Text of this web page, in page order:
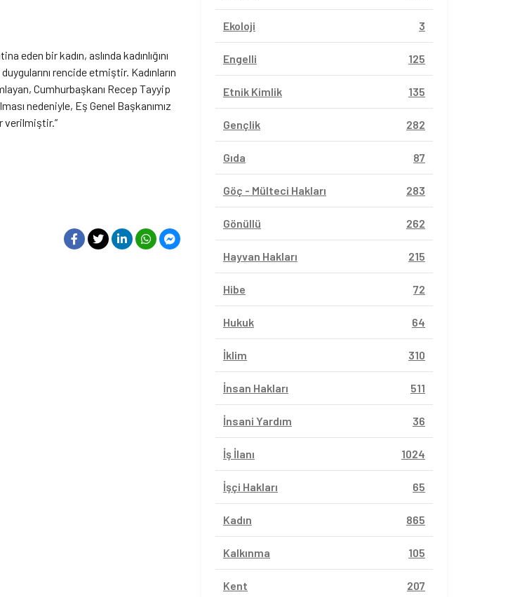
eden bir kadın, aslında kadınlığını
rencide etmiştir. Kadınların
Cumhurbaşkanı Recep Tayyip
nedeniyle, Eş Genel Başkanımız
verilmiştir.”
Ekoloji 3
Engelli 125
Etnik Kimlik 135
Gençlik 282
Gıda 87
Göç - Mülteci Hakları 283
Gönüllü 262
Hayvan Hakları 215
Hibe 72
Hukuk 64
İklim 310
İnsan Hakları 511
İnsani Yardım 36
İş İlanı 1024
İşçi Hakları 65
Kadın 865
Kalkınma 105
Kent 207